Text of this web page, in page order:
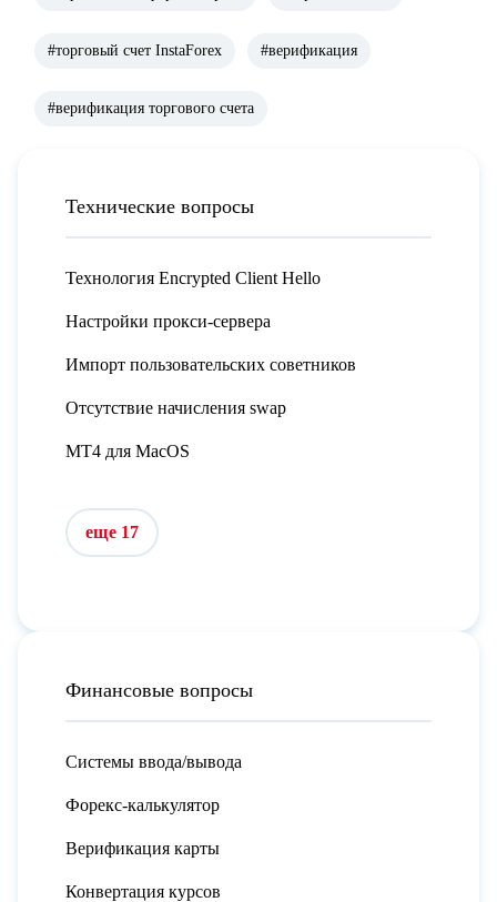
#торговый счет InstaForex #верификация
#верификация торгового счета
Технические вопросы
Технология Encrypted Client Hello
Настройки прокси-сервера
Импорт пользовательских советников
Отсутствие начисления swap
MT4 для MacOS
еще 17
Финансовые вопросы
Системы ввода/вывода
Форекс-калькулятор
Верификация карты
Конвертация курсов